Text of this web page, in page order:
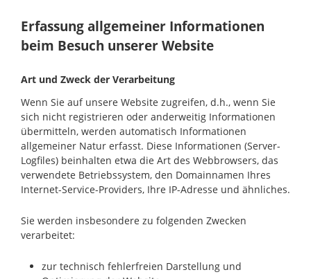
Erfassung allgemeiner Informationen
beim Besuch unserer Website
Art und Zweck der Verarbeitung
Wenn Sie auf unsere Website zugreifen, d.h., wenn Sie
sich nicht registrieren oder anderweitig Informationen
übermitteln, werden automatisch Informationen
allgemeiner Natur erfasst. Diese Informationen (Server-
Logfiles) beinhalten etwa die Art des Webbrowsers, das
verwendete Betriebssystem, den Domainnamen Ihres
Internet-Service-Providers, Ihre IP-Adresse und ähnliches.
Sie werden insbesondere zu folgenden Zwecken
verarbeitet:
zur technisch fehlerfreien Darstellung und